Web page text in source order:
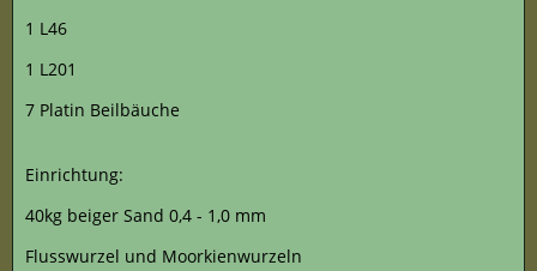
1 L46
1 L201
7 Platin Beilbäuche
Einrichtung:
40kg beiger Sand 0,4 - 1,0 mm
Flusswurzel und Moorkienwurzeln